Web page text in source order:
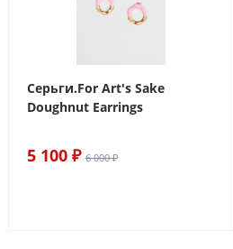
Серьги.For Art's Sake
Doughnut Earrings
5 100 ₽ 6 000 ₽